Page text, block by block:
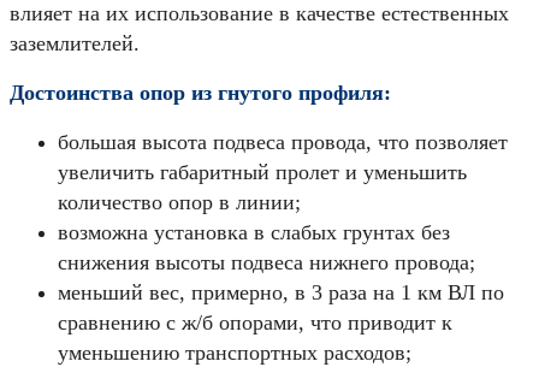
влияет на их использование в качестве естественных
заземлителей.
Достоинства опор из гнутого профиля:
большая высота подвеса провода, что позволяет
увеличить габаритный пролет и уменьшить
количество опор в линии;
возможна установка в слабых грунтах без
снижения высоты подвеса нижнего провода;
меньший вес, примерно, в 3 раза на 1 км ВЛ по
сравнению с ж/б опорами, что приводит к
уменьшению транспортных расходов;